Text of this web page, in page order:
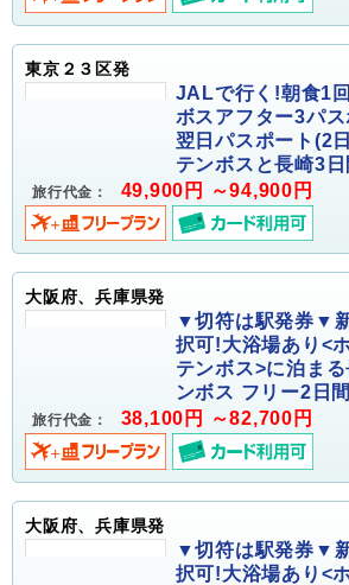
東京２３区発
JALで行く!朝食1
ボスアフター3パ
翌日パスポート(2
テンボスと長崎3日
旅行代金： 49,900円 ～94,900円
大阪府、兵庫県発
▼切符は駅発券▼
択可!大浴場あり<
テンボス>に泊ま
ンボス フリー2日間
旅行代金： 38,100円 ～82,700円
大阪府、兵庫県発
▼切符は駅発券▼
択可!大浴場あり<